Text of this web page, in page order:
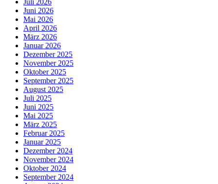
Juli 2026
Juni 2026
Mai 2026
April 2026
März 2026
Januar 2026
Dezember 2025
November 2025
Oktober 2025
September 2025
August 2025
Juli 2025
Juni 2025
Mai 2025
März 2025
Februar 2025
Januar 2025
Dezember 2024
November 2024
Oktober 2024
September 2024